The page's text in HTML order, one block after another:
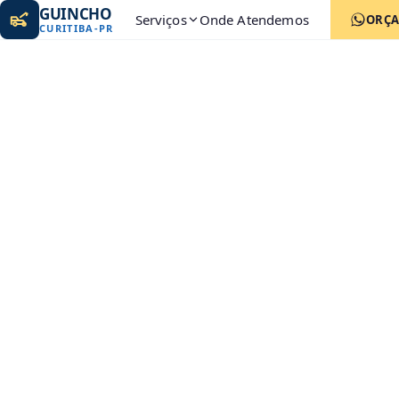
GUINCHO
CURITIBA-PR Serviços Onde Atendemos